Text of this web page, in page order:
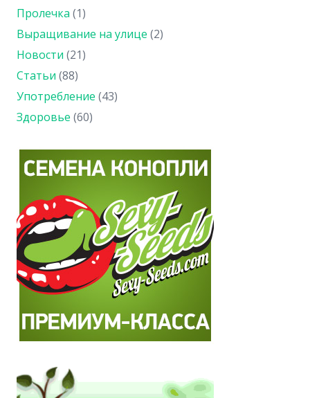
Пролечка (1)
Выращивание на улице (2)
Новости (21)
Статьи (88)
Употребление (43)
Здоровье (60)